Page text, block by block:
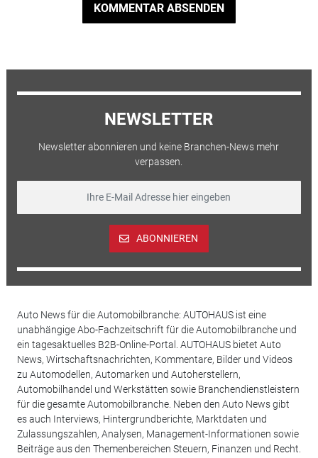
KOMMENTAR ABSENDEN
NEWSLETTER
Newsletter abonnieren und keine Branchen-News mehr
verpassen.
ABONNIEREN
Auto News für die Automobilbranche: AUTOHAUS ist eine
unabhängige Abo-Fachzeitschrift für die Automobilbranche und
ein tagesaktuelles B2B-Online-Portal. AUTOHAUS bietet Auto
News, Wirtschaftsnachrichten, Kommentare, Bilder und Videos
zu Automodellen, Automarken und Autoherstellern,
Automobilhandel und Werkstätten sowie Branchendienstleistern
für die gesamte Automobilbranche. Neben den Auto News gibt
es auch Interviews, Hintergrundberichte, Marktdaten und
Zulassungszahlen, Analysen, Management-Informationen sowie
Beiträge aus den Themenbereichen Steuern, Finanzen und Recht.